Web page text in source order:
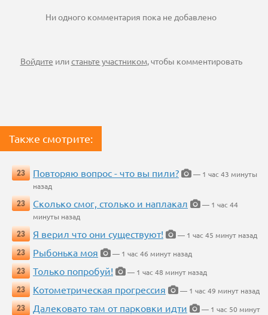
Ни одного комментария пока не добавлено
Войдите илистаньте участником, чтобы комментировать
Также смотрите:
23 Повторяю вопрос - что вы пили?
— 1 час 43 минуты
назад
23
Сколько смог, столько и наплакал
— 1 час 44
минуты назад
23
Я верил что они существуют!
— 1 час 45 минут назад
23
Рыбонька моя
— 1 час 46 минут назад
23
Только попробуй!
— 1 час 48 минут назад
23
Котометрическая прогрессия
— 1 час 49 минут назад
23
Далековато там от парковки идти
— 1 час 50 минут